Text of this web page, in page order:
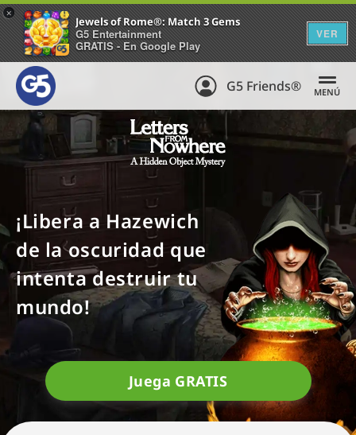
Jewels of Rome®: Match 3 Gems
G5 Entertainment
GRATIS - En Google Play
VER
+
G5 Friends® MENÚ
¡Libera a Hazewich
de la oscuridad que
intenta destruir tu
mundo!
Juega GRATIS